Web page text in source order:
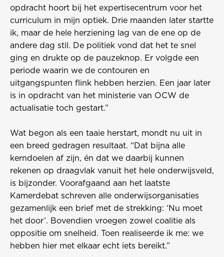
opdracht hoort bij het expertisecentrum voor het
curriculum in mijn optiek. Drie maanden later startte
ik, maar de hele herziening lag van de ene op de
andere dag stil. De politiek vond dat het te snel
ging en drukte op de pauzeknop. Er volgde een
periode waarin we de contouren en
uitgangspunten flink hebben herzien. Een jaar later
is in opdracht van het ministerie van OCW de
actualisatie toch gestart.”
Wat begon als een taaie herstart, mondt nu uit in
een breed gedragen resultaat. “Dat bijna alle
kerndoelen af zijn, én dat we daarbij kunnen
rekenen op draagvlak vanuit het hele onderwijsveld,
is bijzonder. Voorafgaand aan het laatste
Kamerdebat schreven alle onderwijsorganisaties
gezamenlijk een brief met de strekking: ‘Nu moet
het door’. Bovendien vroegen zowel coalitie als
oppositie om snelheid. Toen realiseerde ik me: we
hebben hier met elkaar echt iets bereikt.”